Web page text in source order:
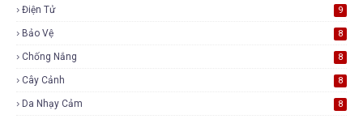
Điện Tử 9
Bảo Vệ 8
Chống Nắng 8
Cây Cảnh 8
Da Nhạy Cảm 8